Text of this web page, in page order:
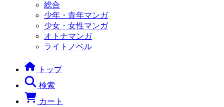
総合
少年・青年マンガ
少女・女性マンガ
オトナマンガ
ライトノベル
トップ
検索
カート